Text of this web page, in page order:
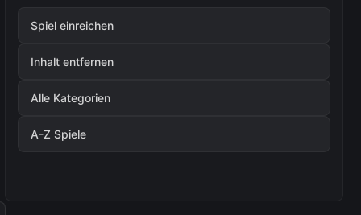
Spiel einreichen
Inhalt entfernen
Alle Kategorien
A-Z Spiele